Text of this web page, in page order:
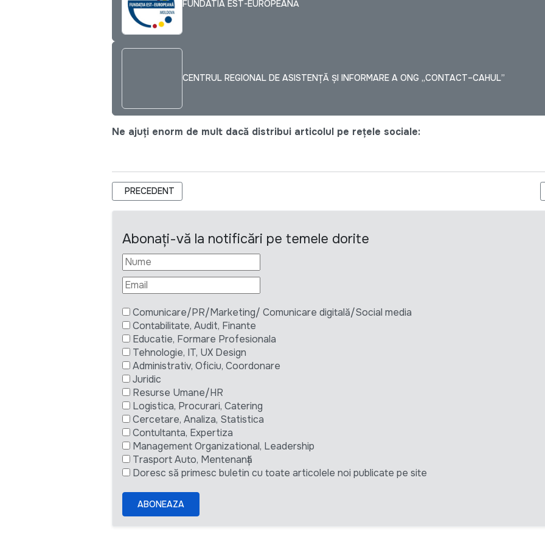
FUNDATIA EST-EUROPEANĂ
CENTRUL REGIONAL DE ASISTENȚĂ ȘI INFORMARE A ONG „CONTACT–CAHUL”
Ne ajuți enorm de mult dacă distribui articolul pe rețele sociale:
ARTICOL PRECEDENT: CONCURS DE SELECTARE A FACILITATORILOR COMUNITARI ÎN CADRUL
PRECEDENT
Abonați-vă la notificări pe temele dorite
Comunicare/PR/Marketing/ Comunicare digitală/Social media
Contabilitate, Audit, Finante
Educatie, Formare Profesionala
Tehnologie, IT, UX Design
Administrativ, Oficiu, Coordonare
Juridic
Resurse Umane/HR
Logistica, Procurari, Catering
Cercetare, Analiza, Statistica
Contultanta, Expertiza
Management Organizational, Leadership
Trasport Auto, Mentenanță
Doresc să primesc buletin cu toate articolele noi publicate pe site
ABONEAZA